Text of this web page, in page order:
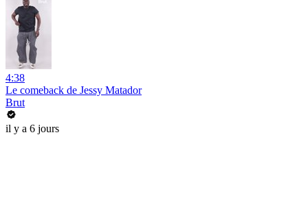
4:38
Le comeback de Jessy Matador
Brut
il y a 6 jours